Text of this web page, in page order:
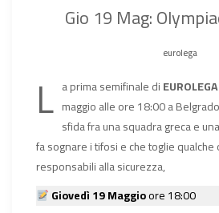
Gio 19 Mag:
eurolega
L a prima semifinale diEUROLEGA
maggio alle ore 18:00 a
sfida fra una squadra greca e
fa sognare i tifosi e che toglie
responsabili alla sicurezza,
Giovedì 19 Maggioore 18:00